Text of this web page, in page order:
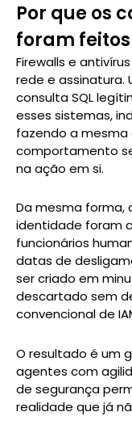
Por que os
foram
Firewalls e
rede e assinatura.
consulta SQL
esses sistemas,
fazendo a mesma
comportamento
na ação em si.
Da mesma forma,
identidade foram
funcionários
datas de
ser criado em
descartado sem
convencional de
O resultado é um
agentes com
de segurança
realidade que já